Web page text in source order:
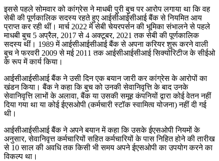
इससे पहले सोमवार को कांग्रेस ने माधबी पुरी बुच पर आरोप लगाया था कि वह
सेबी की पूर्णकालिक सदस्य रहते हुए आईसीआईसीआई बैंक से नियमित आय
प्राप्त कर रही थीं। मार्च 2022 में सेबी चेयरपर्सन की भूमिका संभालने से पहले
माधबी बुच 5 अप्रैल, 2017 से 4 अक्टूबर, 2021 तक सेबी की पूर्णकालिक
सदस्य थीं। 1989 में आईसीआईसीआई बैंक से अपना करियर शुरू करने वाली
बुच ने फरवरी 2009 से मई 2011 तक आईसीआईसीआई सिक्योरिटीज के सीईओ
के रूप में कार्य किया।
आईसीआईसीआई बैंक ने उसी दिन एक बयान जारी कर कांग्रेस के आरोपों का
खंडन किया। बैंक ने कहा कि बुच को उनकी सेवानिवृत्ति के बाद उनके
सेवानिवृत्ति लाभों के अलावा, बैंक या उसकी समूह कंपनियों द्वारा कोई वेतन नहीं
दिया गया था या कोई ईएसओपी (कर्मचारी स्टॉक स्वामित्व योजना) नहीं दी गई
थी।
आईसीआईसीआई बैंक ने अपने बयान में कहा कि उसके ईएसओपी नियमों के
अनुसार, सेवानिवृत्त कर्मचारियों सहित कर्मचारियों के पास निहित होने की तारीख
से 10 साल की अवधि तक किसी भी समय अपने ईएसओपी का उपयोग करने का
विकल्प था।